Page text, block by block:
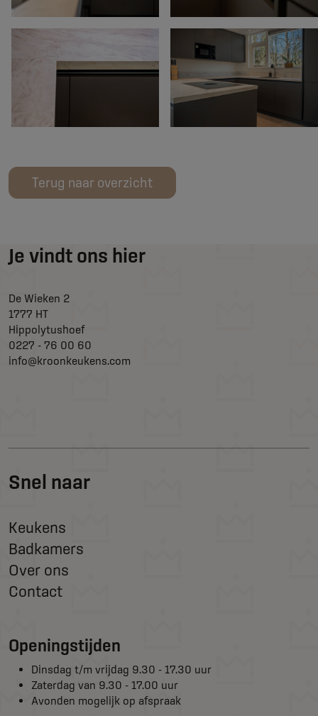
Terug naar overzicht
Snel naar
Keukens
Badkamers
Over ons
Contact
Je vindt ons hier
De Wieken 2
1777 HT
Hippolytushoef
0227 - 76 00 60
info@kroonkeukens.com
Openingstijden
Dinsdag t/m vrijdag 9.30 - 17.30 uur
Zaterdag van 9.30 - 17.00 uur
Avonden mogelijk op afspraak